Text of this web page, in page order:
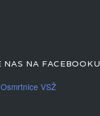
NAS NA FACEBOOKU
VSŽ